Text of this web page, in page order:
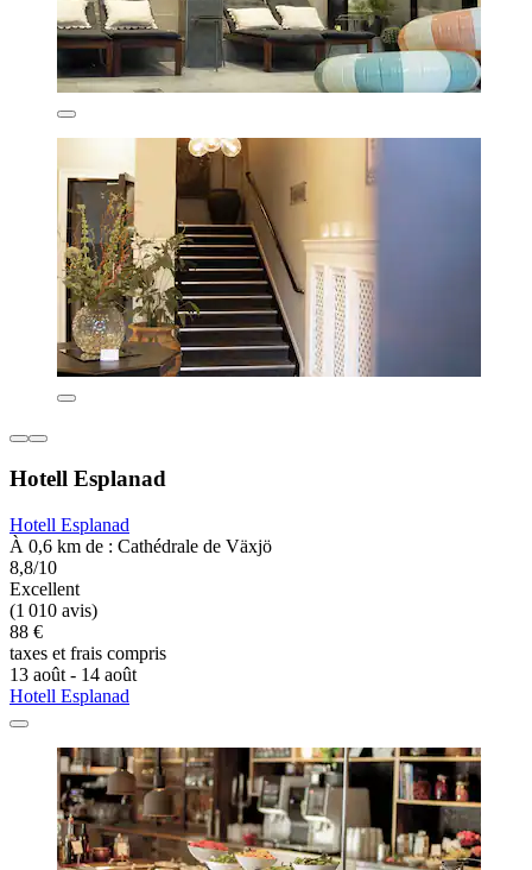
Hotell Esplanad
Hotell Esplanad
À 0,6 km de : Cathédrale de Växjö
8,8/10
Excellent
(1 010 avis)
88 €
taxes et frais compris
13 août - 14 août
Hotell Esplanad